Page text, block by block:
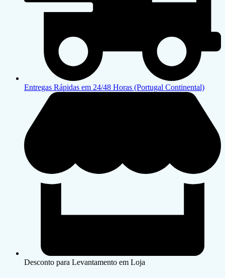
Entregas Rápidas em 24/48 Horas (Portugal Continental)
Desconto para Levantamento em Loja